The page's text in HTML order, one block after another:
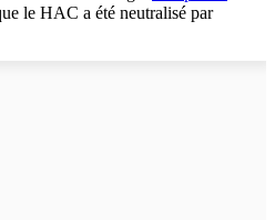
le HAC a été neutralisé par